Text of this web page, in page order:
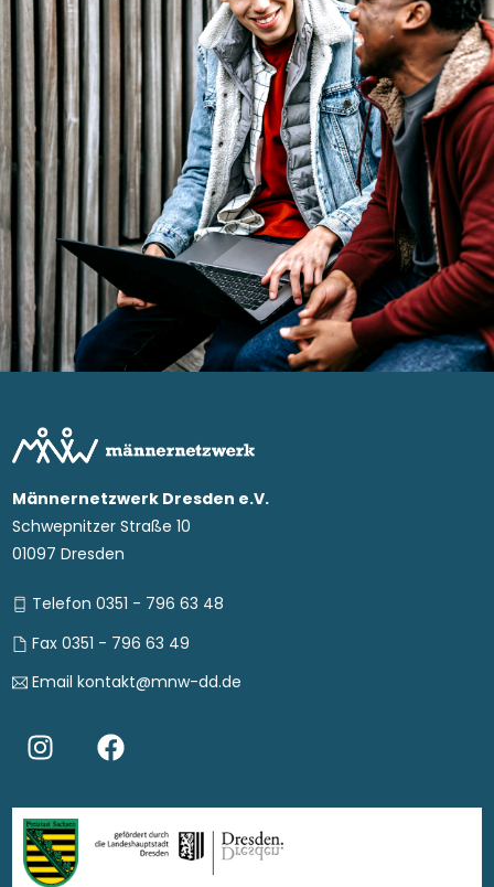
Männernetzwerk Dresden e.V.
Schwepnitzer Straße 10
01097 Dresden
Telefon 0351 - 796 63 48
Fax 0351 - 796 63 49
Email kontakt@mnw-dd.de